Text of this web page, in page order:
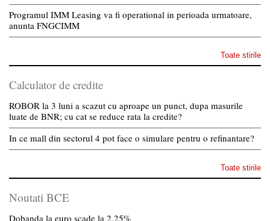
Programul IMM Leasing va fi operational in perioada urmatoare,
anunta FNGCIMM
Toate stirile
Calculator de credite
ROBOR la 3 luni a scazut cu aproape un punct, dupa masurile
luate de BNR; cu cat se reduce rata la credite?
In ce mall din sectorul 4 pot face o simulare pentru o refinantare?
Toate stirile
Noutati BCE
Dobanda la euro scade la 2,25%